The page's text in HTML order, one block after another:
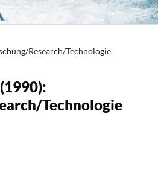
Research/Technologie
Technologie